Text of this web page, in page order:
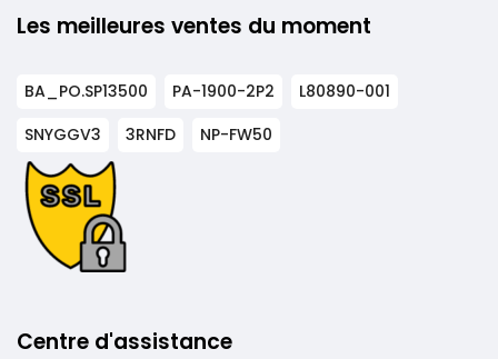
Les meilleures ventes du moment
BA_PO.SP13500 PA-1900-2P2
L80890-001
SNYGGV3
3RNFD NP-FW50
Centre d'assistance